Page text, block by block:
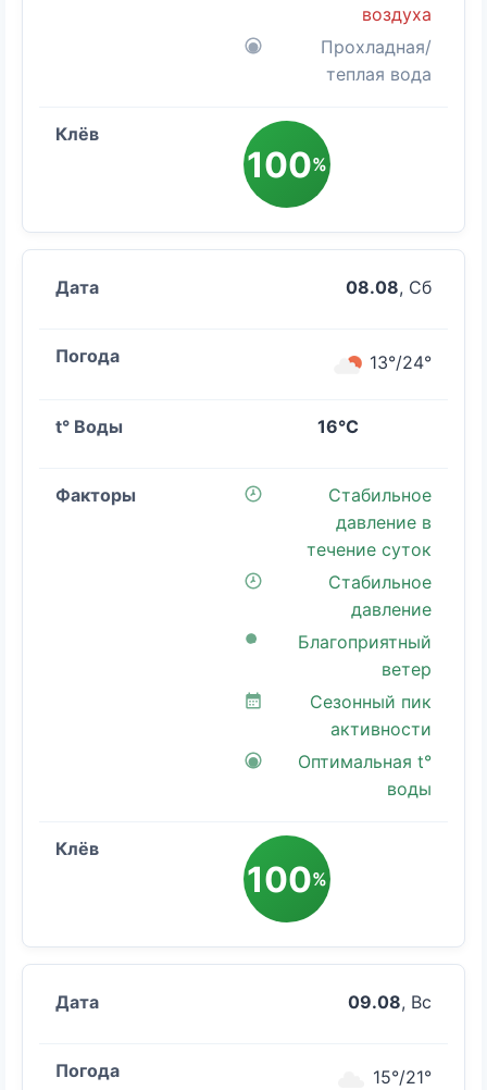
воздуха
Прохладная/
теплая вода
100%
08.08, Сб
13°/24°
16°C
Стабильное
давление в
течение суток
Стабильное
давление
Благоприятный
ветер
Сезонный пик
активности
Оптимальная t°
воды
100%
09.08, Вс
15°/21°